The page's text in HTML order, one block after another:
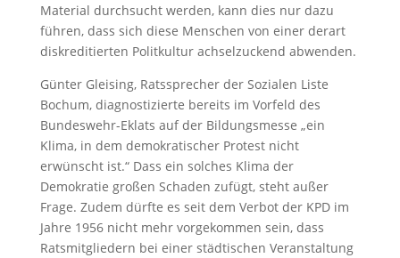
Material durchsucht werden, kann dies nur dazu
führen, dass sich diese Menschen von einer derart
diskreditierten Politkultur achselzuckend abwenden.
Günter Gleising, Ratssprecher der Sozialen Liste
Bochum, diagnostizierte bereits im Vorfeld des
Bundeswehr-Eklats auf der Bildungsmesse „ein
Klima, in dem demokratischer Protest nicht
erwünscht ist.“ Dass ein solches Klima der
Demokratie großen Schaden zufügt, steht außer
Frage. Zudem dürfte es seit dem Verbot der KPD im
Jahre 1956 nicht mehr vorgekommen sein, dass
Ratsmitgliedern bei einer städtischen Veranstaltung